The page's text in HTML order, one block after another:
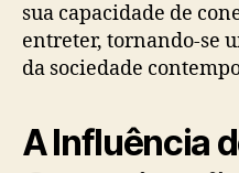
sua capacidade de
entreter, tornando-se
da sociedade
A Influência